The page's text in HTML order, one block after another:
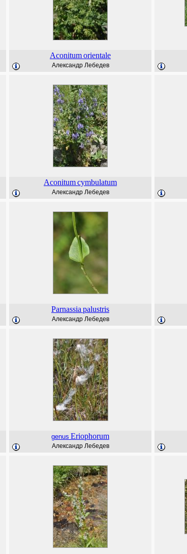
Aconitumorientale
Александр Лебедев
Aconitumcymbulatum
Александр Лебедев
Parnassia palustris
Александр Лебедев
genus Eriophorum
Александр Лебедев